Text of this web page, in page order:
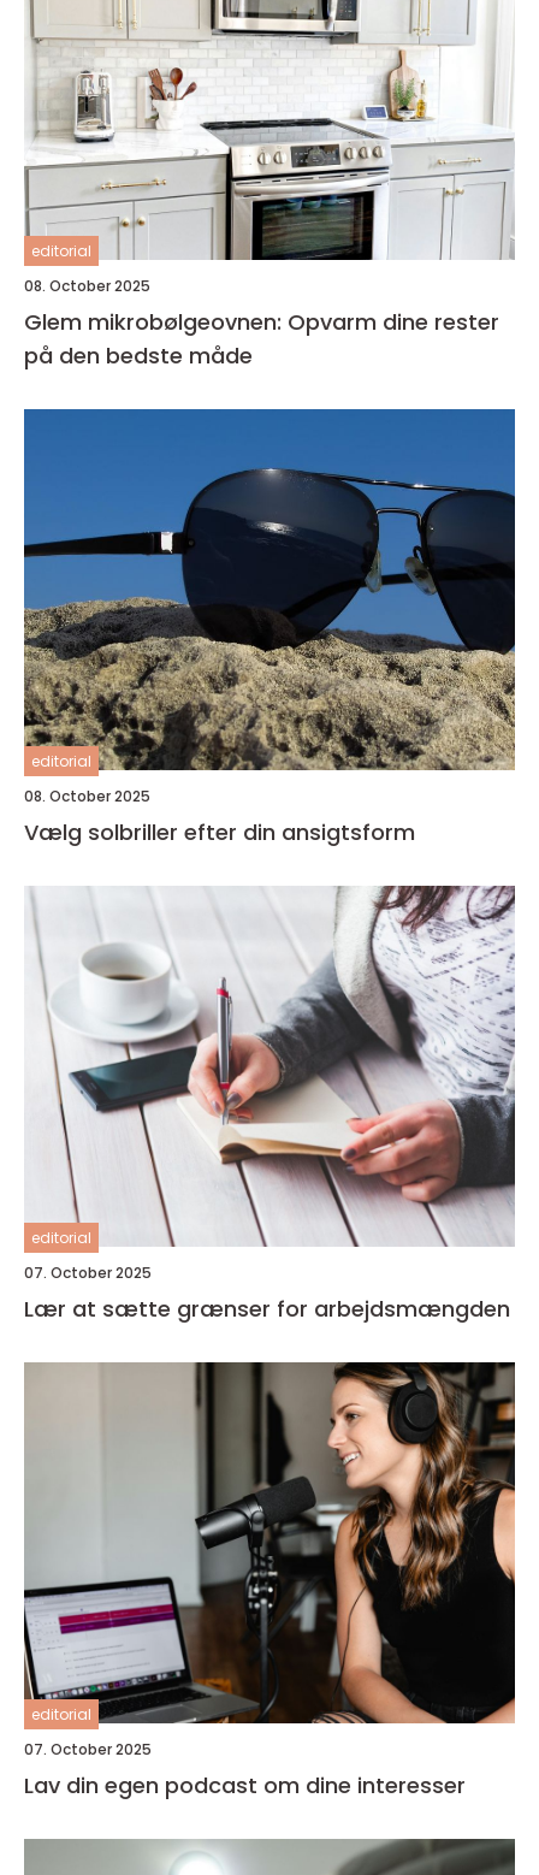
editorial
08. October 2025
Glem mikrobølgeovnen: Opvarm dine rester
på den bedste måde
editorial
08. October 2025
Vælg solbriller efter din ansigtsform
editorial
07. October 2025
Lær at sætte grænser for arbejdsmængden
editorial
07. October 2025
Lav din egen podcast om dine interesser